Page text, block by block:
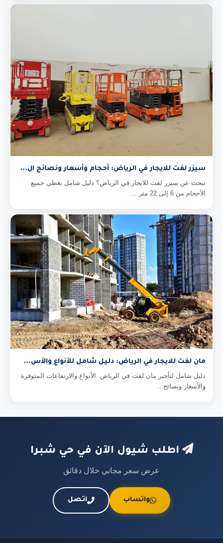
سيزر لفت للايجار في الرياض: أحجام وأسعار ونصائح ال...
تبحث عن سيزر لفت للايجار في الرياض؟ دليل شامل يغطي جميع
الأحجام من 6 إلى 22 متر ...
مان لفت للايجار في الرياض: دليل شامل للأنواع والأس...
دليل شامل لتأجير مان لفت في الرياض. الأنواع والارتفاعات المتوفرة
والأسعار ونصائح...
اطلب شيول الآن في حي شبرا
عرض سعر مجاني خلال دقائق
واتساب اتصل